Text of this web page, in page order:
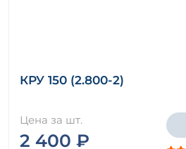
КРУ 150 (2.800-2)
Цена за шт.
2 400 ₽